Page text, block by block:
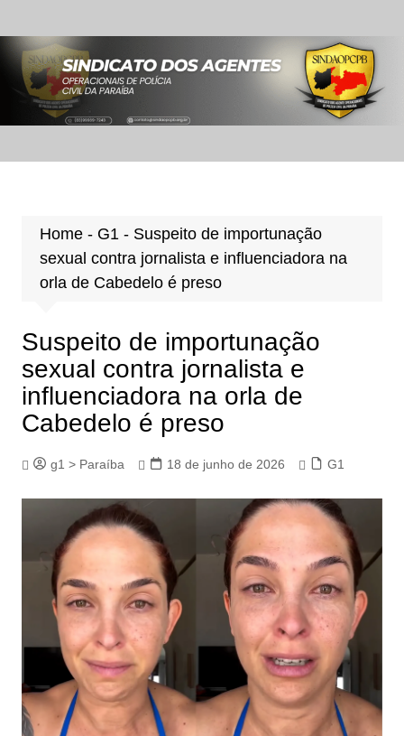
para
conteúdo
Home- G1 - Suspeito de importunação
sexual contra jornalista e influenciadora na
orla de Cabedelo é preso
Suspeito de importunação
sexual contra jornalista e
influenciadora na orla de
Cabedelo é preso
g1 > Paraíba 18 de junho de 2026 G1